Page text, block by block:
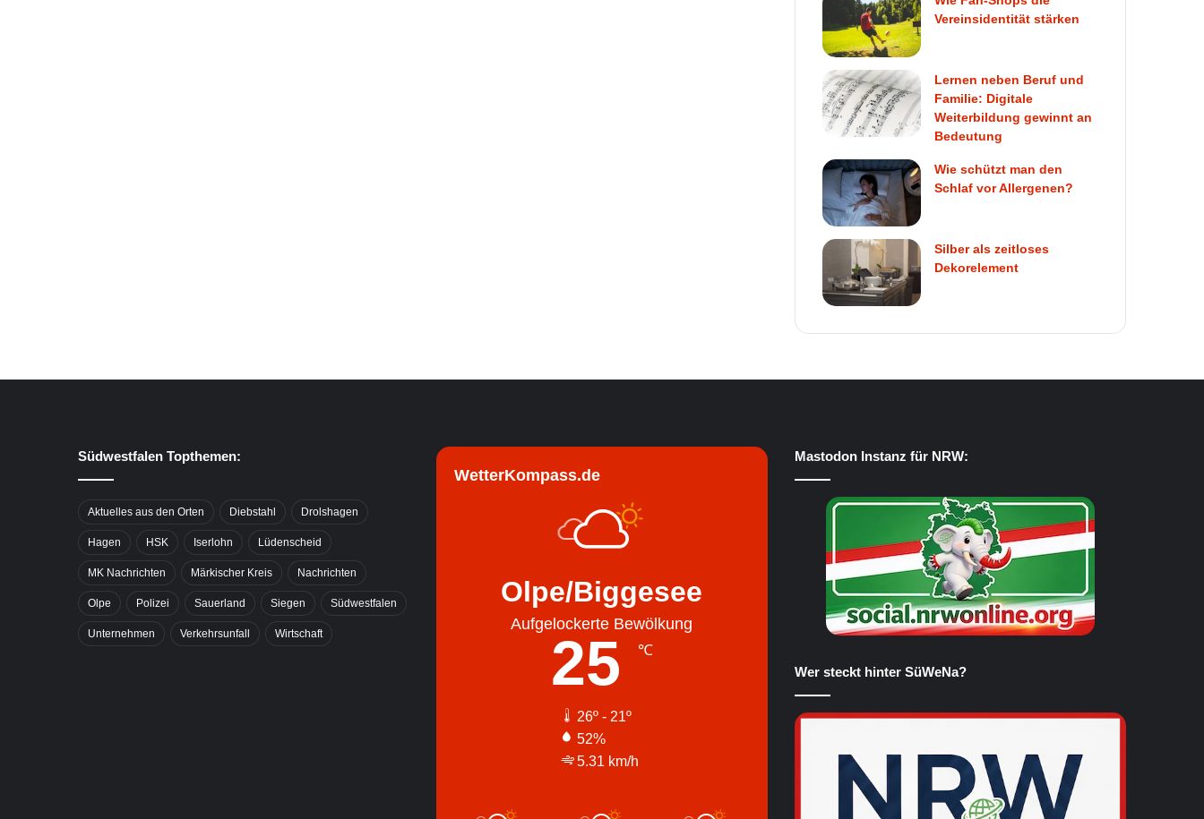
Vereinsidentität stärken
Lernen neben Beruf und
Familie: Digitale
Weiterbildung gewinnt an
Bedeutung
Wie schützt man den
Schlaf vor Allergenen?
Silber als zeitloses
Dekorelement
Südwestfalen Topthemen:
Aktuelles aus den Orten Diebstahl Drolshagen
Hagen HSK Iserlohn Lüdenscheid
MK Nachrichten Märkischer Kreis Nachrichten
Olpe Polizei Sauerland Siegen Südwestfalen
Unternehmen Verkehrsunfall Wirtschaft
WetterKompass.de
Olpe/Biggesee
Aufgelockerte Bewölkung
25 ℃
26º - 21º
52%
5.31 km/h
Mastodon Instanz für NRW:
Wer steckt hinter SüWeNa?